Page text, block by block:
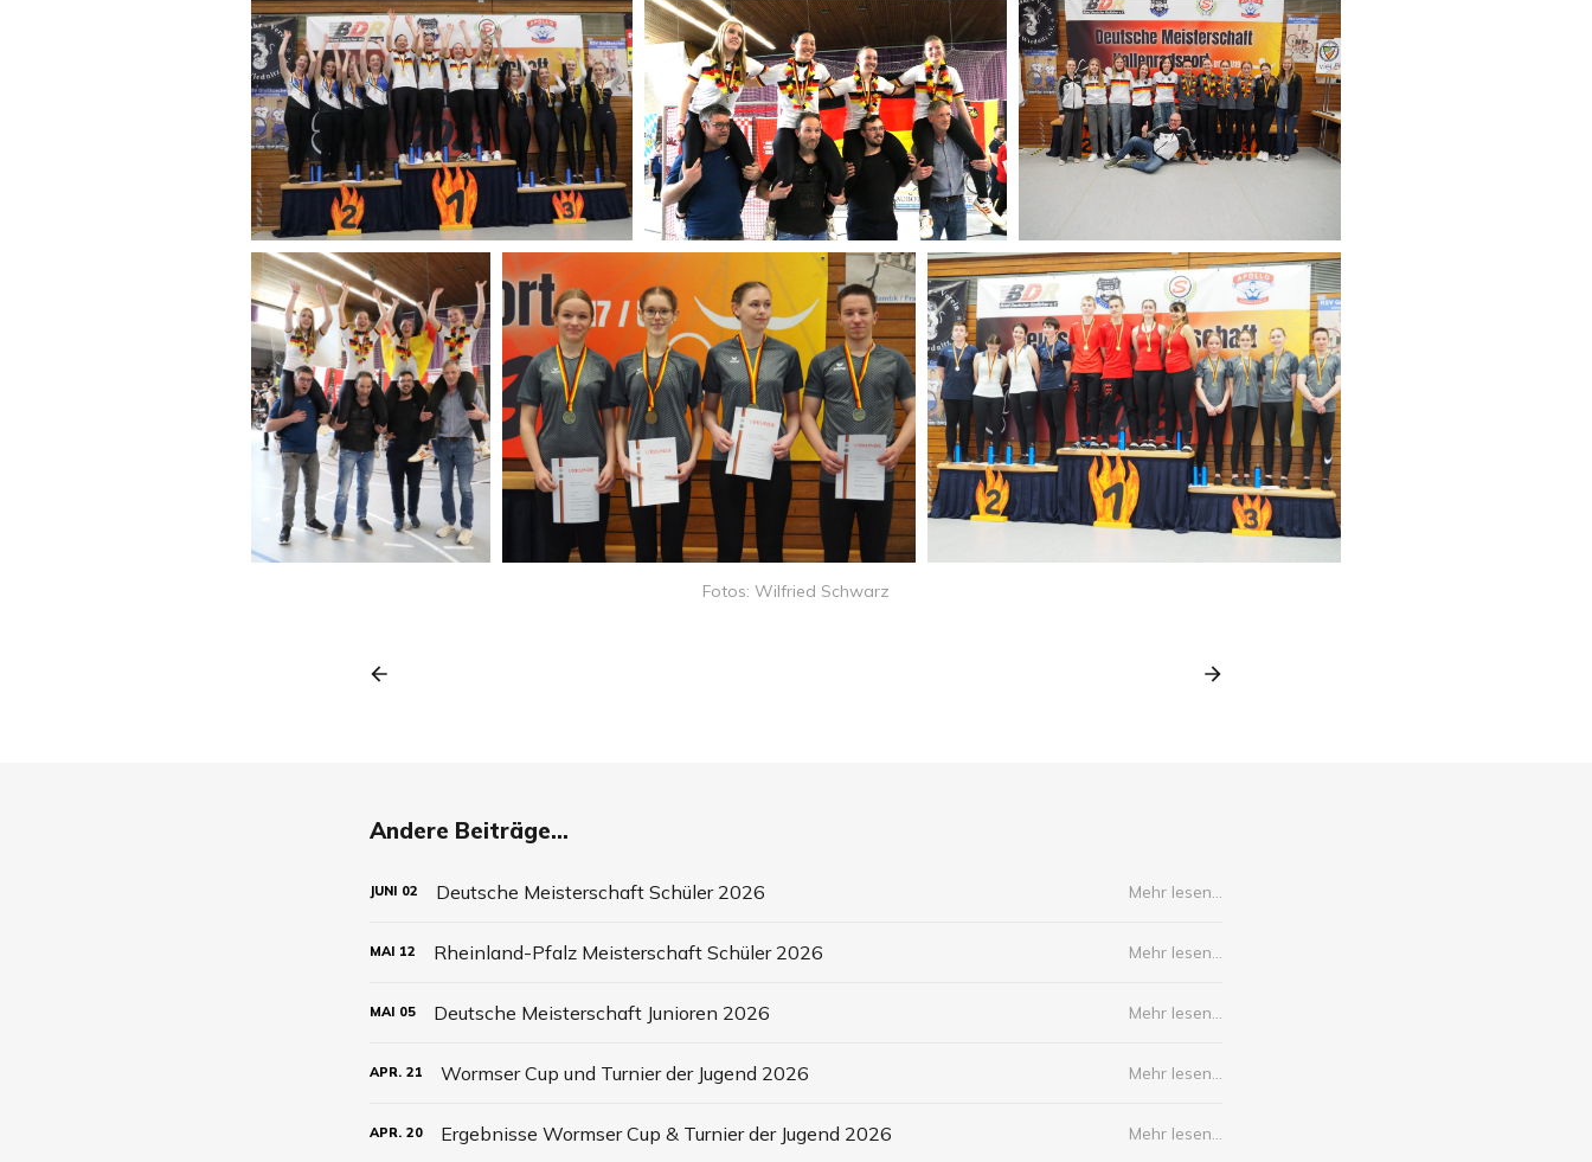
Fotos: Wilfried Schwarz
Andere Beiträge...
JUNI 02 Deutsche Meisterschaft Schüler 2026 Mehr lesen...
MAI 12 Rheinland-Pfalz Meisterschaft Schüler 2026 Mehr lesen...
MAI 05 Deutsche Meisterschaft Junioren 2026 Mehr lesen...
APR. 21 Wormser Cup und Turnier der Jugend 2026 Mehr lesen...
APR. 20 Ergebnisse Wormser Cup & Turnier der Jugend 2026 Mehr lesen...